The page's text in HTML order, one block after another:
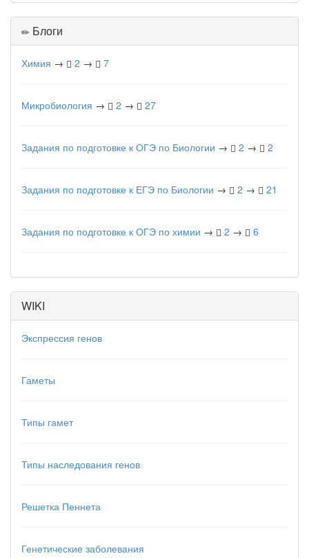
Блоги
Химия → 2 → 7
Микробиология → 2 → 27
Задания по подготовке к ОГЭ по Биологии → 2 → 2
Задания по подготовке к ЕГЭ по Биологии → 2 → 21
Задания по подготовке к ОГЭ по химии → 2 → 6
WIKI
Экспрессия генов
Гаметы
Типы гамет
Типы наследования генов
Решетка Пеннета
Генетические заболевания